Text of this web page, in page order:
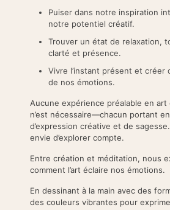
Puiser dans notre inspiration
notre potentiel créatif.
Trouver un état de relaxation,
clarté et présence.
Vivre l’instant présent et créer
de nos émotions.
Aucune expérience préalable en
n’est nécessaire—chacun portant
d’expression créative et de
envie d’explorer compte.
Entre création et méditation, nous
comment l’art éclaire nos émotions.
En dessinant à la main avec des
des couleurs vibrantes pour